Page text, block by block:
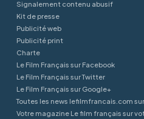
Signalement contenu abusif
Kit de presse
Publicité web
Publicité print
Charte
Le Film Français sur Facebook
Le Film Français sur Twitter
Le Film Français sur Google+
Toutes les news lefilmfrancais.com
Votre magazine Le film français sur